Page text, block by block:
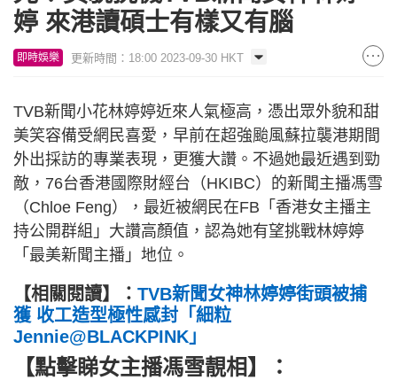
婷 來港讀碩士有樣又有腦
即時娛樂 更新時間：18:00 2023-09-30 HKT
TVB新聞小花林婷婷近來人氣極高，憑出眾外貌和甜
美笑容備受網民喜愛，早前在超強颱風蘇拉襲港期間
外出採訪的專業表現，更獲大讚。不過她最近遇到勁
敵，76台香港國際財經台（HKIBC）的新聞主播馮雪
（Chloe Feng），最近被網民在FB「香港女主播主
持公開群組」大讚高顏值，認為她有望挑戰林婷婷
「最美新聞主播」地位。
【相關閱讀】： TVB新聞女神林婷婷街頭被捕
獲 收工造型極性感封「細粒
Jennie@BLACKPINK」
【點擊睇女主播馮雪靚相】：